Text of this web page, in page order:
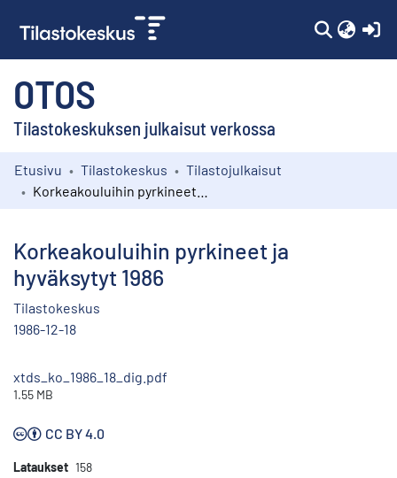
OTOS
Tilastokeskuksen julkaisut verkossa
Kokoelmat
Etusivu Tilastokeskus
Tilastojulkaisut
Korkeakouluihin pyrkineet ja
hyväksytyt 1986
Tilastokeskus
1986-12-18
xtds_ko_1986_18_dig.pdf
1.55 MB
CC BY 4.0
Lataukset 158